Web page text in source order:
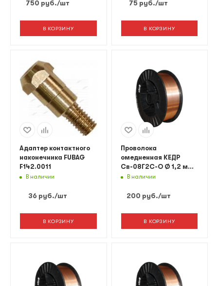
750 руб./шт
В КОРЗИНУ
75 руб./шт
В КОРЗИНУ
Адаптер контактного
наконечника FUBAG
F142.0011
В наличии
36 руб./шт
В КОРЗИНУ
Проволока
омедненная КЕДР
Св-08Г2С-О Ø 1,2 мм
(пластик кат. 18 кг)
В наличии
200 руб./шт
В КОРЗИНУ